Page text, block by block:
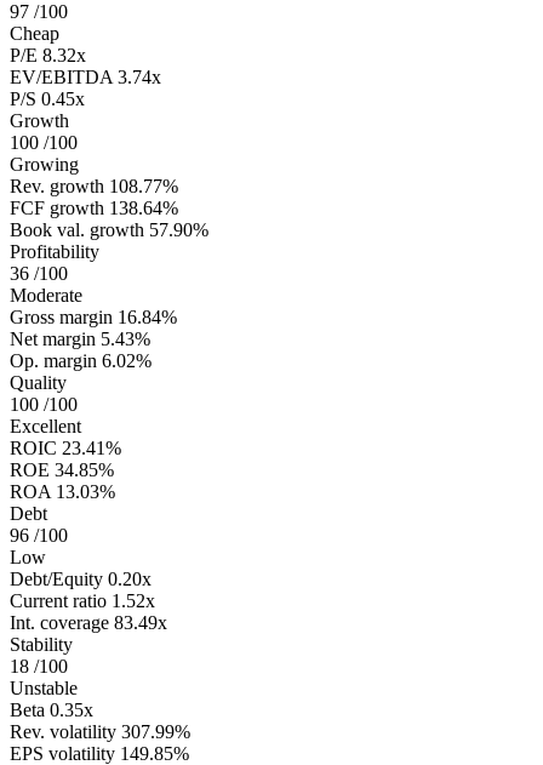
97 /100
Cheap
P/E 8.32x
EV/EBITDA 3.74x
P/S 0.45x
Growth
100 /100
Growing
Rev. growth 108.77%
FCF growth 138.64%
Book val. growth 57.90%
Profitability
36 /100
Moderate
Gross margin 16.84%
Net margin 5.43%
Op. margin 6.02%
Quality
100 /100
Excellent
ROIC 23.41%
ROE 34.85%
ROA 13.03%
Debt
96 /100
Low
Debt/Equity 0.20x
Current ratio 1.52x
Int. coverage 83.49x
Stability
18 /100
Unstable
Beta 0.35x
Rev. volatility 307.99%
EPS volatility 149.85%